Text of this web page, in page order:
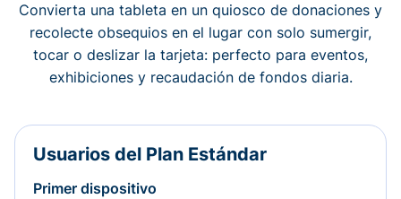
Convierta una tableta en un quiosco de donaciones y
recolecte obsequios en el lugar con solo sumergir,
tocar o deslizar la tarjeta: perfecto para eventos,
exhibiciones y recaudación de fondos diaria.
Usuarios del Plan Estándar
Primer dispositivo